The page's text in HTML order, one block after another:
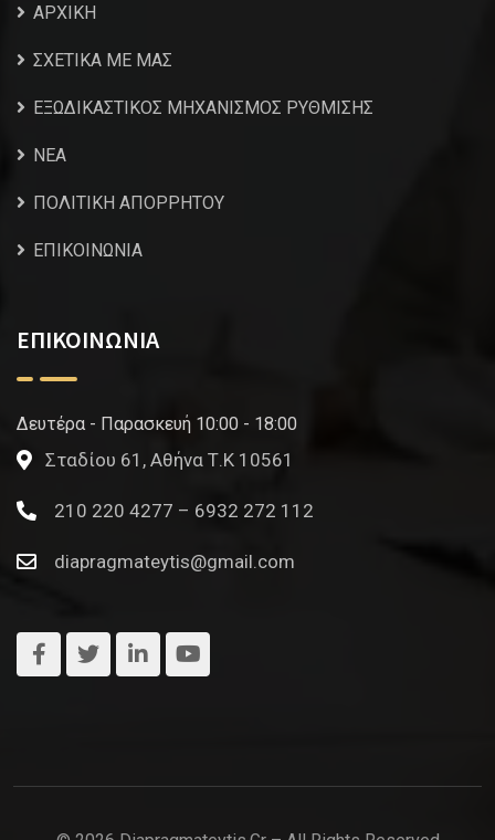
ΑΡΧΙΚΗ
ΣΧΕΤΙΚΑ ΜΕ ΜΑΣ
ΕΞΩΔΙΚΑΣΤΙΚΟΣ ΜΗΧΑΝΙΣΜΟΣ ΡΥΘΜΙΣΗΣ
NEA
ΠΟΛΙΤΙΚΗ ΑΠΟΡΡΗΤΟΥ
ΕΠΙΚΟΙΝΩΝΙΑ
ΕΠΙΚΟΙΝΩΝΙΑ
Δευτέρα - Παρασκευή 10:00 - 18:00
Σταδίου 61, Αθήνα Τ.Κ 10561
210 220 4277 – 6932 272 112
diapragmateytis@gmail.com